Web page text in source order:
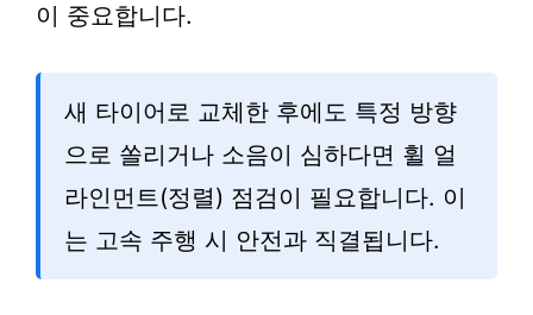
이 중요합니다.
새 타이어로 교체한 후에도 특정 방향
으로 쏠리거나 소음이 심하다면 휠 얼
라인먼트(정렬) 점검이 필요합니다. 이
는 고속 주행 시 안전과 직결됩니다.